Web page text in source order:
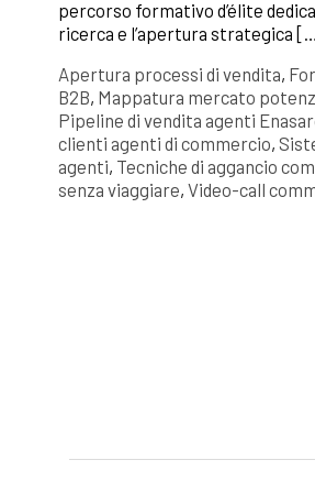
percorso formativo d’élite
ricerca e l’apertura strategica
Apertura processi di vendita,
B2B, Mappatura mercato
Pipeline di vendita agenti
clienti agenti di commercio,
agenti, Tecniche di aggancio
senza viaggiare, Video-call